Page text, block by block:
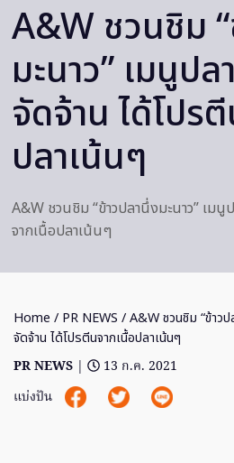
A&W ชวนชิม
มะนาว” เมนูปล
จัดจ้าน ได้โปร
ปลาเน้นๆ
A&W ชวนชิม “ข้าวปลานึ่งมะนาว” เมนู
จากเนื้อปลาเน้นๆ
Home / PR NEWS / A&W ชวนชิม “ข้าวป
จัดจ้าน ได้โปรตีนจากเนื้อปลาเน้นๆ
PR NEWS |
13 ก.ค. 2021
แบ่งปัน